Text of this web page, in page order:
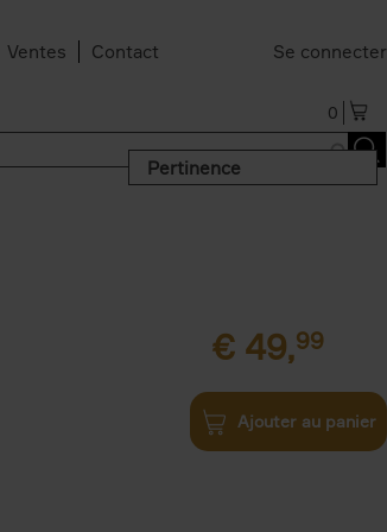
Ventes Contact Se connecter
0
Pertinence
€ 49,99
Ajouter au panier